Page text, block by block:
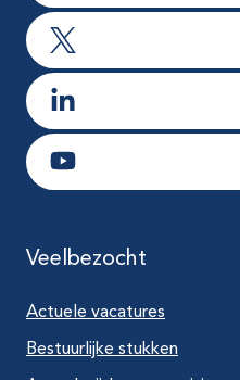
Ga naar X
Ga naar LinkedIn
Ga naar Youtube
Veelbezocht
Actuele vacatures
Bestuurlijke stukken